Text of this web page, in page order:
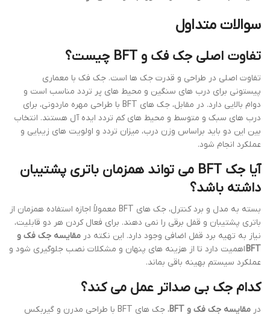
سوالات متداول
تفاوت اصلی جک فک و BFT چیست؟
تفاوت اصلی در طراحی و قدرت جک ها است. جک فک با معماری
پیستونی برای درب های سنگین و محیط های پر تردد مناسب است و
دوام بالایی دارد. در مقابل، جک های BFT با طراحی مهره ماردونی، برای
درب های سبک و متوسط و محیط های کم تردد ایده آل هستند. انتخاب
بین این دو باید براساس وزن درب، میزان تردد و اولویت های زیبایی و
عملکرد انجام شود.
آیا جک BFT می تواند همزمان باتری پشتیبان
داشته باشد؟
بسته به مدل و برد کنترل، جک های BFT معمولاً اجازه استفاده همزمان از
باتری پشتیبان و قفل برقی را نمی دهند. برای فعال کردن هر دو قابلیت،
نیاز به تهیه برد قفل اضافی وجود دارد. این نکته در مقایسه جک فک و
BFTاهمیت دارد تا از هزینه های پنهان و مشکلات نصب جلوگیری شود و
عملکرد سیستم بهینه باقی بماند.
کدام جک بی صداتر عمل می کند؟
در مقایسه جک فک و BFT
، جک های BFT با طراحی مدرن و گیربکس